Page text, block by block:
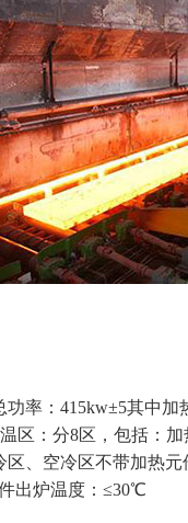
率：415kw±5其中加
区：分8区，包括：
区、空冷区不带加热
出炉温度：≤30℃